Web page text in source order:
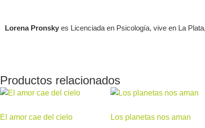
Lorena Pronsky es Licenciada en Psicología, vive en La
Productos relacionados
El amor cae del cielo Los planetas nos aman